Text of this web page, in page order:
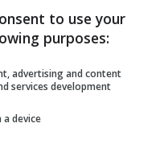
πανελλήνια
στο ελληνικό
to use your
purposes:
advertising and content
services development
device